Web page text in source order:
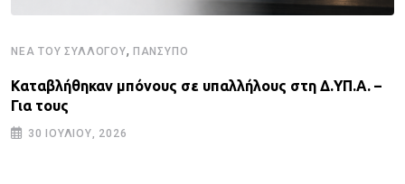
ΝΈΑ ΤΟΥ ΣΥΛΛΌΓΟΥ, ΠΑΝΣΥΠΟ
Καταβλήθηκαν μπόνους σε υπαλλήλους στη Δ.ΥΠ.Α. –
Για τους
30 ΙΟΥΛΊΟΥ, 2026